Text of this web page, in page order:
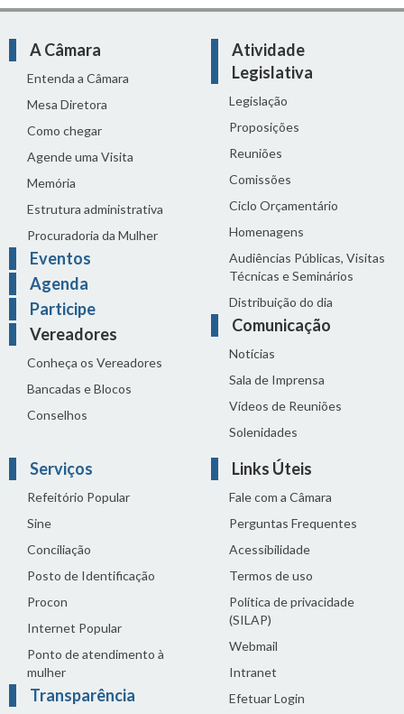
A Câmara
Entenda a Câmara
Mesa Diretora
Como chegar
Agende uma Visita
Memória
Estrutura administrativa
Procuradoria da Mulher
Eventos
Agenda
Participe
Vereadores
Conheça os Vereadores
Bancadas e Blocos
Conselhos
Atividade
Legislativa
Legislação
Proposições
Reuniões
Comissões
Ciclo Orçamentário
Homenagens
Audiências Públicas, Visitas
Técnicas e Seminários
Distribuição do dia
Comunicação
Notícias
Sala de Imprensa
Vídeos de Reuniões
Solenidades
Serviços
Refeitório Popular
Sine
Conciliação
Posto de Identificação
Procon
Internet Popular
Ponto de atendimento à
mulher
Transparência
Links Úteis
Fale com a Câmara
Perguntas Frequentes
Acessibilidade
Termos de uso
Política de privacidade
(SILAP)
Webmail
Intranet
Efetuar Login